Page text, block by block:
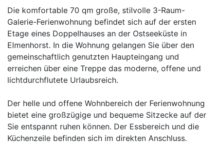
Die komfortable 70 qm große, stilvolle 3-Raum-
Galerie-Ferienwohnung befindet sich auf der ersten
Etage eines Doppelhauses an der Ostseeküste in
Elmenhorst. In die Wohnung gelangen Sie über den
gemeinschaftlich genutzten Haupteingang und
erreichen über eine Treppe das moderne, offene und
lichtdurchflutete Urlaubsreich.
Der helle und offene Wohnbereich der Ferienwohnung
bietet eine großzügige und bequeme Sitzecke auf der
Sie entspannt ruhen können. Der Essbereich und die
Küchenzeile befinden sich im direkten Anschluss.